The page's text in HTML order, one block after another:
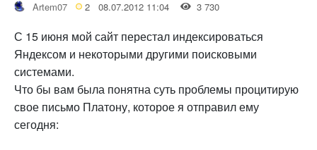
Artem07 2 08.07.2012 11:04 3 730
С 15 июня мой сайт перестал индексироваться
Яндексом и некоторыми другими поисковыми
системами.
Что бы вам была понятна суть проблемы процитирую
свое письмо Платону, которое я отправил ему
сегодня: